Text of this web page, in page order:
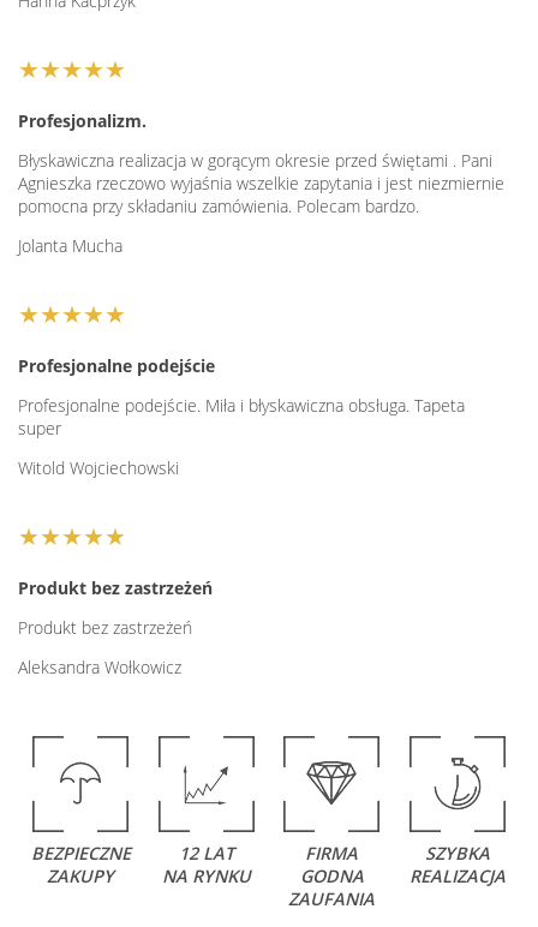
★★★★★
Profesjonalizm.
Błyskawiczna realizacja w gorącym okresie przed świętami . Pani
Agnieszka rzeczowo wyjaśnia wszelkie zapytania i jest niezmiernie
pomocna przy składaniu zamówienia. Polecam bardzo.
Jolanta Mucha
★★★★★
Profesjonalne podejście
Profesjonalne podejście. Miła i błyskawiczna obsługa. Tapeta
super
Witold Wojciechowski
★★★★★
Produkt bez zastrzeżeń
Produkt bez zastrzeżeń
Aleksandra Wołkowicz
BEZPIECZNE
ZAKUPY
12 LAT
NA RYNKU
FIRMA
GODNA
ZAUFANIA
SZYBKA
REALIZACJA